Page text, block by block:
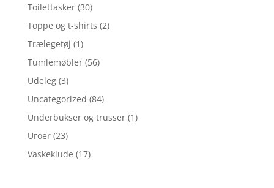
Toilettasker (30)
Toppe og t-shirts (2)
Trælegetøj (1)
Tumlemøbler (56)
Udeleg (3)
Uncategorized (84)
Underbukser og trusser (1)
Uroer (23)
Vaskeklude (17)